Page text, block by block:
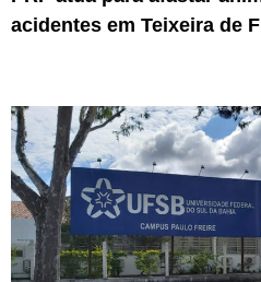
acidentes em Teixeira de